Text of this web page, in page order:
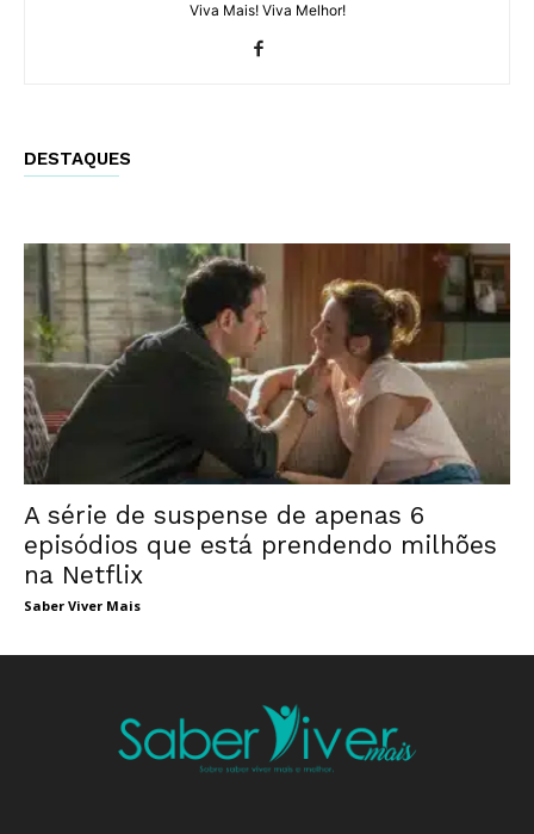
Viva Mais! Viva Melhor!
DESTAQUES
A série de suspense de apenas 6
episódios que está prendendo milhões
na Netflix
Saber Viver Mais